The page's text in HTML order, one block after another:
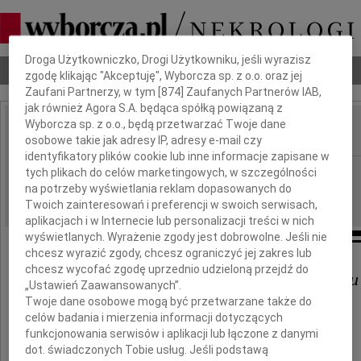
Nekrologi Odeszli Poradnik pogrzebowy
IMIĘ I NAZWISKO:
REGION: Poznań
DATA EMISJI: 09.02.2012
Krzysztofowi Kieliszewskiemu
wyrazy głębokiego współczucia
z powodu śmierci
Dbamy o Twoją prywatność
Droga Użytkowniczko, Drogi Użytkowniku, jeśli wyrazisz
zgodę klikając "Akceptuję", Wyborcza sp. z o.o. oraz jej
Zaufani Partnerzy, w tym [874 ] Zaufanych Partnerów IAB,
jak również Agora S.A. będąca spółką powiązaną z
Wyborcza sp. z o.o., będą przetwarzać Twoje dane
osobowe takie jak adresy IP, adresy e-mail czy
identyfikatory plików cookie lub inne informacje zapisane w
tych plikach do celów marketingowych, w szczególności
na potrzeby wyświetlania reklam dopasowanych do
Twoich zainteresowań i preferencji w swoich serwisach,
aplikacjach i w Internecie lub personalizacji treści w nich
wyświetlanych. Wyrażenie zgody jest dobrowolne. Jeśli nie
chcesz wyrazić zgody, chcesz ograniczyć jej zakres lub
chcesz wycofać zgodę uprzednio udzieloną przejdź do
„Ustawień Zaawansowanych”.
Twoje dane osobowe mogą być przetwarzane także do
celów badania i mierzenia informacji dotyczących
funkcjonowania serwisów i aplikacji lub łączone z danymi
dot. świadczonych Tobie usług. Jeśli podstawą